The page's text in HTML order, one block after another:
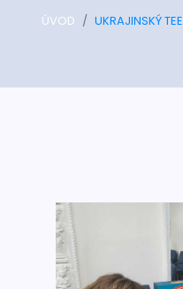
ÚVOD UKRAJINSKÝ